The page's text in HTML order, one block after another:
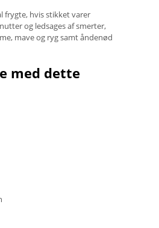
frygte, hvis stikket varer
og ledsages af smerter,
mave og ryg samt åndenød
med dette